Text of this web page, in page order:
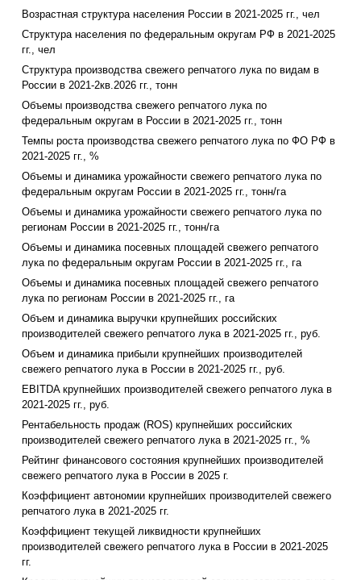
Возрастная структура населения России в 2021-2025 гг., чел
Структура населения по федеральным округам РФ в 2021-2025
гг., чел
Структура производства свежего репчатого лука по видам в
России в 2021-2кв.2026 гг., тонн
Объемы производства свежего репчатого лука по
федеральным округам в России в 2021-2025 гг., тонн
Темпы роста производства свежего репчатого лука по ФО РФ в
2021-2025 гг., %
Объемы и динамика урожайности свежего репчатого лука по
федеральным округам России в 2021-2025 гг., тонн/га
Объемы и динамика урожайности свежего репчатого лука по
регионам России в 2021-2025 гг., тонн/га
Объемы и динамика посевных площадей свежего репчатого
лука по федеральным округам России в 2021-2025 гг., га
Объемы и динамика посевных площадей свежего репчатого
лука по регионам России в 2021-2025 гг., га
Объем и динамика выручки крупнейших российских
производителей свежего репчатого лука в 2021-2025 гг., руб.
Объем и динамика прибыли крупнейших производителей
свежего репчатого лука в России в 2021-2025 гг., руб.
EBITDA крупнейших производителей свежего репчатого лука в
2021-2025 гг., руб.
Рентабельность продаж (ROS) крупнейших российских
производителей свежего репчатого лука в 2021-2025 гг., %
Рейтинг финансового состояния крупнейших производителей
свежего репчатого лука в России в 2025 г.
Коэффициент автономии крупнейших производителей свежего
репчатого лука в 2021-2025 гг.
Коэффициент текущей ликвидности крупнейших
производителей свежего репчатого лука в России в 2021-2025
гг.